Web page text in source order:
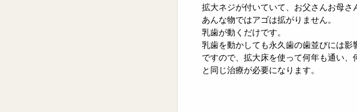
拡大ネジが付いていて、お父さんお母さ
あんな物ではアゴは拡がりません。
乳歯が動くだけです。
乳歯を動かしても永久歯の歯並びには影
ですので、拡大床を使って何年も通い
と同じ治療が必要になります。